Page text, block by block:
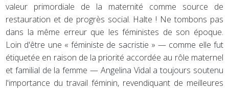
valeur primordiale de la maternité comme source de
restauration et de progrès social. Halte ! Ne tombons pas
dans la même erreur que les féministes de son époque.
Loin d'être une « féministe de sacristie » — comme elle fut
étiquetée en raison de la priorité accordée au rôle maternel
et familial de la femme — Angelina Vidal a toujours soutenu
l'importance du travail féminin, revendiquant de meilleures